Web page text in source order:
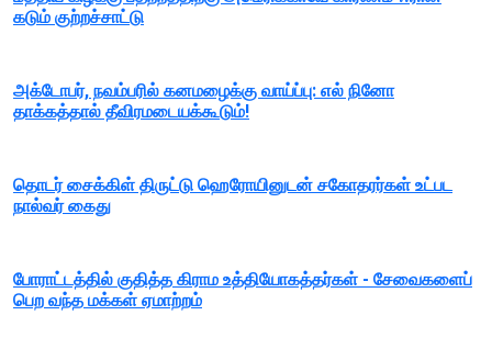
கடும் குற்றச்சாட்டு
அக்டோபர், நவம்பரில் கனமழைக்கு வாய்ப்பு: எல் நினோ
தாக்கத்தால் தீவிரமடையக்கூடும்!
தொடர் சைக்கிள் திருட்டு ஹெரோயினுடன் சகோதரர்கள் உட்பட
நால்வர் கைது
போராட்டத்தில் குதித்த கிராம உத்தியோகத்தர்கள் - சேவைகளைப்
பெற வந்த மக்கள் ஏமாற்றம்